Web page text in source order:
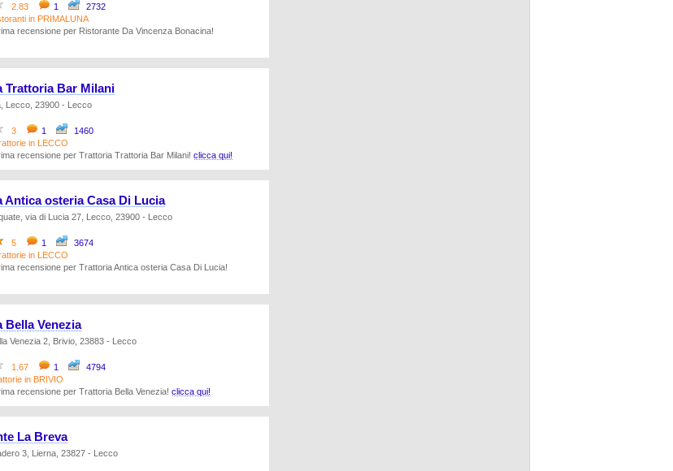
2.83
1
2732
in PRIMALUNA
recensione per Ristorante Da Vincenza Bonacina!
Trattoria Bar Milani
Lecco, 23900 - Lecco
3
1
1460
in LECCO
recensione per Trattoria Trattoria Bar Milani! clicca qui!
Antica osteria Casa Di Lucia
via di Lucia 27, Lecco, 23900 - Lecco
5
1
3674
in LECCO
recensione per Trattoria Antica osteria Casa Di Lucia!
Bella Venezia
Venezia 2, Brivio, 23883 - Lecco
1.67
1
4794
in BRIVIO
recensione per Trattoria Bella Venezia! clicca qui!
La Breva
3, Lierna, 23827 - Lecco